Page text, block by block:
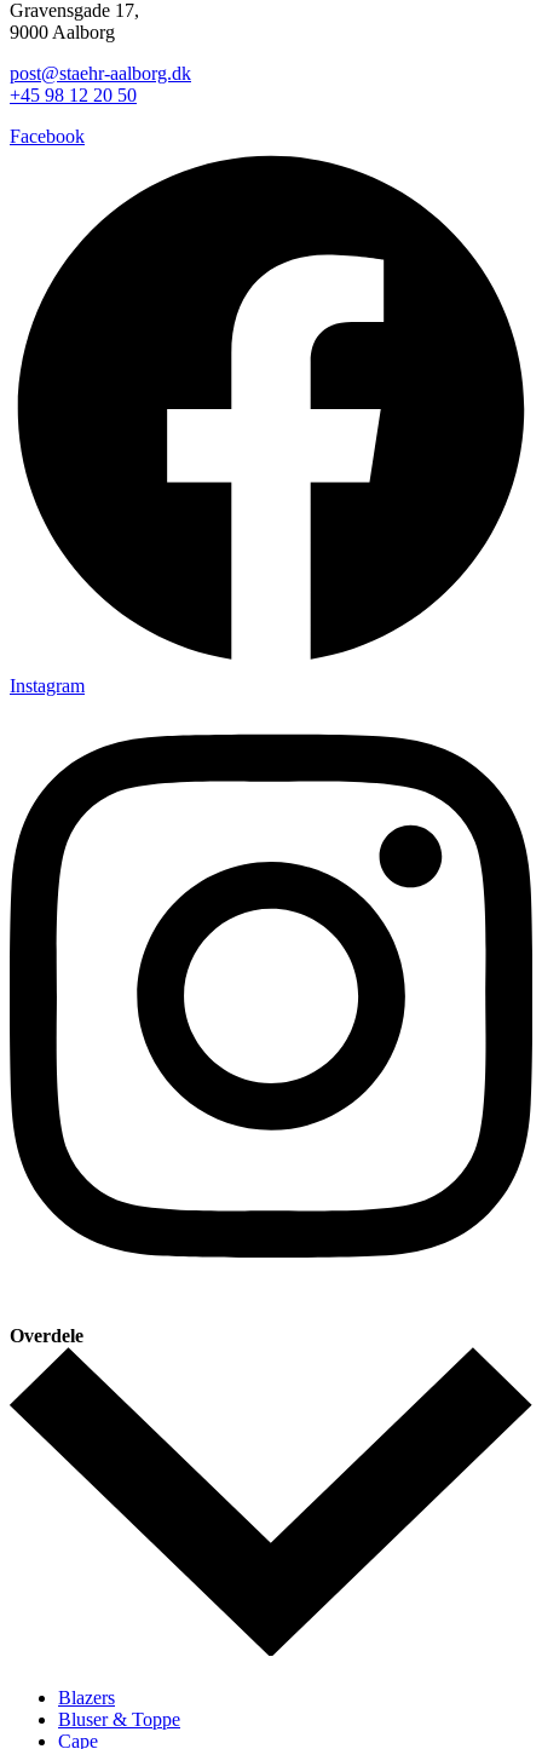
Gravensgade 17,
9000 Aalborg
post@staehr-aalborg.dk
+45 98 12 20 50
Facebook
Instagram
Overdele
Blazers
Bluser & Toppe
Cape